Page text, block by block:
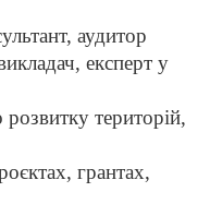
аудитор
експерт у
територій,
грантах,